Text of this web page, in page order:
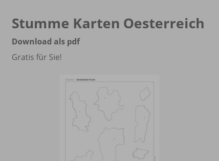
Stumme Karten Oesterreich
Download als pdf
Gratis für Sie!